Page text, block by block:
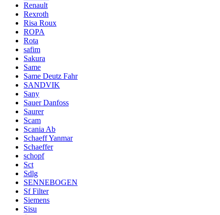
Renault
Rexroth
Risa Roux
ROPA
Rota
safim
Sakura
Same
Same Deutz Fahr
SANDVIK
Sany
Sauer Danfoss
Saurer
Scam
Scania Ab
Schaeff Yanmar
Schaeffer
schopf
Sct
Sdlg
SENNEBOGEN
Sf Filter
Siemens
Sisu